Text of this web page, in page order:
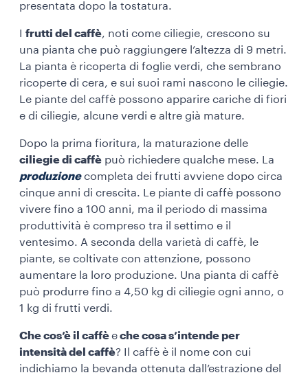
presentata dopo la tostatura.
frutti del caffè, noti come ciliegie, crescono su
una pianta che può raggiungere l’altezza di 9 metri.
La pianta è ricoperta di foglie verdi, che sembrano
ricoperte di cera, e sui suoi rami nascono le ciliegie.
Le piante del caffè possono apparire cariche di fiori
e di ciliegie, alcune verdi e altre già mature.
Dopo la prima fioritura, la maturazione delle
ciliegie di caffè può richiedere qualche mese. La
produzionecompleta dei frutti avviene dopo circa
cinque anni di crescita. Le piante di caffè possono
vivere fino a 100 anni, ma il periodo di massima
produttività è compreso tra il settimo e il
ventesimo. A seconda della varietà di caffè, le
piante, se coltivate con attenzione, possono
aumentare la loro produzione. Una pianta di caffè
può produrre fino a 4,50 kg di ciliegie ogni anno, o
1 kg di frutti verdi.
Che cos’è il caffèeche cosa s’intende per
intensità del caffè? Il caffè è il nome con cui
indichiamo la bevanda ottenuta dall’estrazione del